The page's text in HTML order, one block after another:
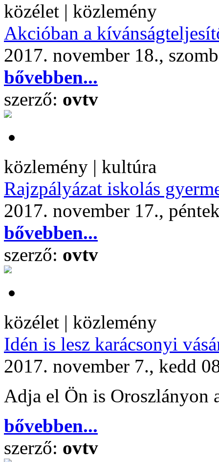
közélet | közlemény
Akcióban a
2017. november 18.,
bővebben...
szerző: ovtv
közlemény | kultúra
Rajzpályázat iskolás
2017. november 17.,
bővebben...
szerző: ovtv
közélet | közlemény
Idén is lesz karácsonyi
2017. november 7., kedd
Adja el Ön is Oroszlányon
bővebben...
szerző: ovtv